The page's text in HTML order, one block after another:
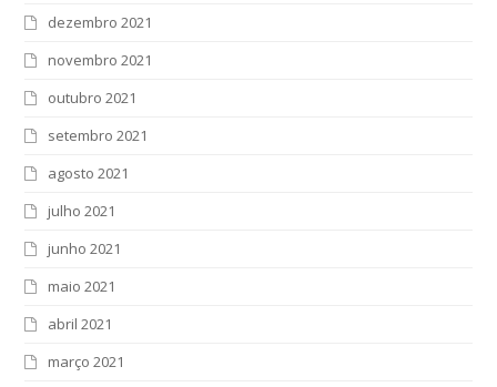
dezembro 2021
novembro 2021
outubro 2021
setembro 2021
agosto 2021
julho 2021
junho 2021
maio 2021
abril 2021
março 2021